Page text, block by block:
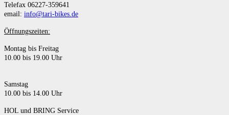
Telefax 06227-359641
email: info@tari-bikes.de
Öffnungszeiten:
Montag bis Freitag
10.00 bis 19.00 Uhr
Samstag
10.00 bis 14.00 Uhr
HOL und BRING Service